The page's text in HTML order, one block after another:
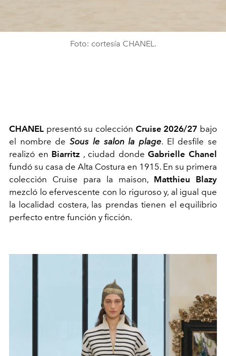
Foto: cortesía CHANEL.
CHANEL presentó su colección Cruise 2026/27 bajo
el nombre deSous le salon la plage.El desfile se
realizó en Biarritz , ciudad dondeGabrielle Chanel
fundó su casa de Alta Costura en 191 5. En su primera
colección Cruise para la maison, Matthieu Blazy
mezcló lo efervescente con lo riguroso y, al igual que
la localidad costera, las prendas tienen el equilibrio
perfecto entre función y ficción.